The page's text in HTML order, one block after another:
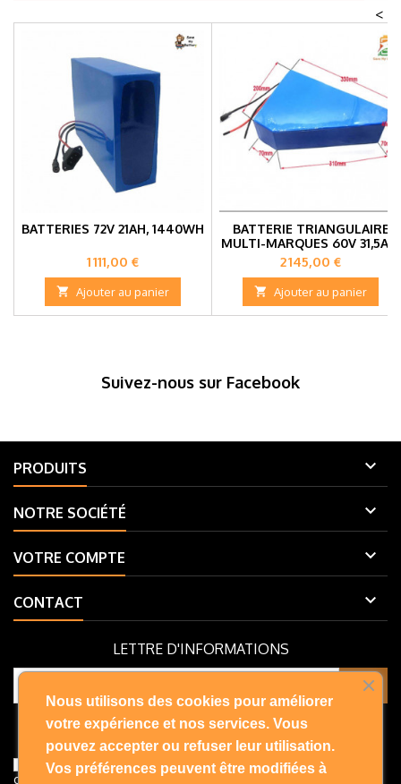
<
BATTERIES 72V 21AH, 1440WH
Prix
1 111,00 €
 Ajouter au panier
BATTERIE TRIANGULAIRE
MULTI-MARQUES 60V 31,5AH,
1890WH
Prix
2 145,00 €
 Ajouter au panier
Suivez-nous sur Facebook
PRODUITS 
NOTRE SOCIÉTÉ 
VOTRE COMPTE 
CONTACT 
LETTRE D'INFORMATIONS
Vous pouvez vous désinscrire à tout moment. Vous trouverez pour
cela nos informations de contact dans les conditions d'utilisation du
site.
J'accepte les conditions générales et la politique de
confidentialité
Nous utilisons des cookies pour améliorer
votre expérience et nos services. Vous
pouvez accepter ou refuser leur utilisation.
Vos préférences peuvent être modifiées à